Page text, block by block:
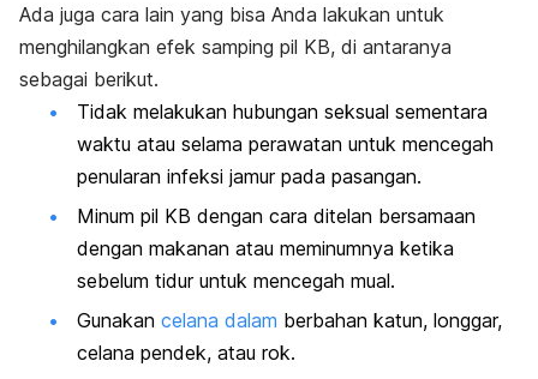
Ada juga cara lain yang bisa Anda lakukan untuk
menghilangkan efek samping pil KB, di antaranya
sebagai berikut.
Tidak melakukan hubungan seksual sementara
waktu atau selama perawatan untuk mencegah
penularan infeksi jamur pada pasangan.
Minum pil KB dengan cara ditelan bersamaan
dengan makanan atau meminumnya ketika
sebelum tidur untuk mencegah mual.
Gunakan celana dalam berbahan katun, longgar,
celana pendek, atau rok.